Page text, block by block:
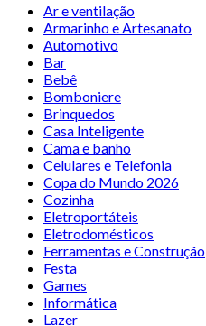
Ar e ventilação
Armarinho e Artesanato
Automotivo
Bar
Bebê
Bomboniere
Brinquedos
Casa Inteligente
Cama e banho
Celulares e Telefonia
Copa do Mundo 2026
Cozinha
Eletroportáteis
Eletrodomésticos
Ferramentas e Construção
Festa
Games
Informática
Lazer